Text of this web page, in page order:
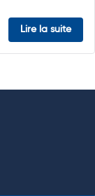
Lire la suite